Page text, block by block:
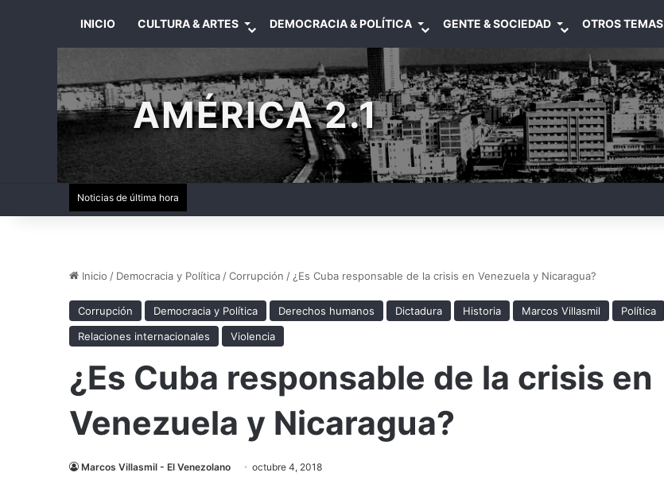
INICIO CULTURA & ARTES DEMOCRACIA & POLÍTICA GENTE & SOCIEDAD OTROS TEMAS
AMÉRICA 2.1
Noticias de última hora
Inicio / Democracia y Política /Corrupción / ¿Es Cuba responsable de la crisis en Venezuela y Nicaragua?
Corrupción Democracia y Política Derechos humanos Dictadura Historia Marcos Villasmil
Política
Relaciones internacionales
Violencia
¿Es Cuba responsable de la crisis en
Venezuela y Nicaragua?
Marcos Villasmil - El Venezolano octubre 4, 2018